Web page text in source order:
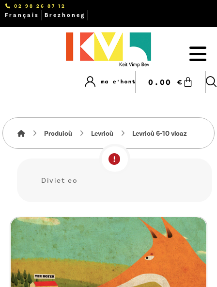
Français Brezhoneg
02 98 26 87 12
0.00 €
ma c'hont
Produioù Levrioù Levrioù 6-10 vloaz
Diviet eo